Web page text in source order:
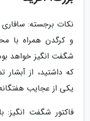
نکات برجسته:
و کرگدن همراه با
شگفت انگیز خواهد
که داشتید، از
یکی از عجایب
فاکتور شگفت انگیز: